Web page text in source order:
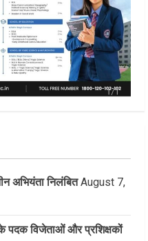
अभियंता निलंबित August 7,
पदक विजेताओं और प्रशिक्षकों